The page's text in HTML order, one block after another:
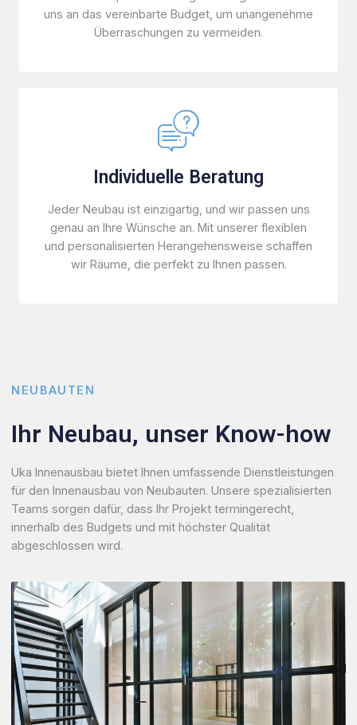
uns an das vereinbarte Budget, um unangenehme
Überraschungen zu vermeiden.
Individuelle Beratung
Jeder Neubau ist einzigartig, und wir passen uns
genau an Ihre Wünsche an. Mit unserer flexiblen
und personalisierten Herangehensweise schaffen
wir Räume, die perfekt zu Ihnen passen.
NEUBAUTEN
Ihr Neubau, unser Know-how
Uka Innenausbau bietet Ihnen umfassende Dienstleistungen
für den Innenausbau von Neubauten. Unsere spezialisierten
Teams sorgen dafür, dass Ihr Projekt termingerecht,
innerhalb des Budgets und mit höchster Qualität
abgeschlossen wird.